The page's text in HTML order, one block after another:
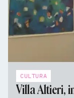
CULTURA
Villa Altieri,